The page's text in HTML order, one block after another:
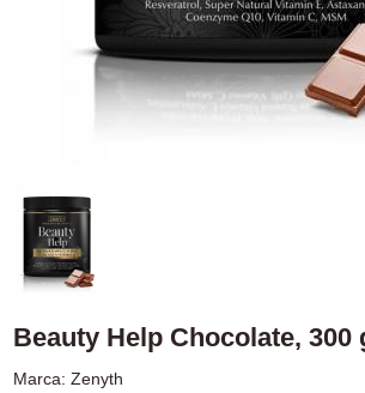
Beauty Help Chocolate, 300
Marca: Zenyth